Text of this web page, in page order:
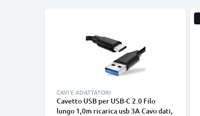
CAVI E ADATTATORI
Cavetto USB per USB-C 2.0 Filo
lungo 1,0m ricarica usb 3A Cavo dati,